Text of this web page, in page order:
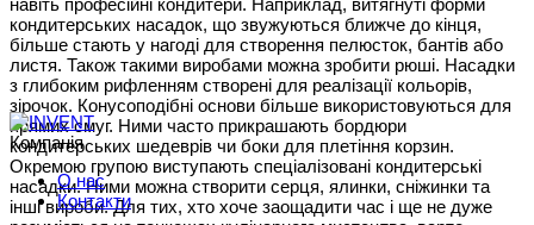
кондитерських насадок, що звужуються ближче до кінця,
більше стають у нагоді для створення пелюсток, бантів або
листя. Також такими виробами можна зробити рюші. Насадки
з глибоким рифленням створені для реалізації кольорів,
зірочок. Конусоподібні основи більше використовуються для
прямих смуг. Ними часто прикрашають бордюри
кондитерських шедеврів чи боки для плетіння корзин.
Окремою групою виступають спеціалізовані кондитерські
насадки. Ними можна створити серця, ялинки, сніжинки та
інші вироби. Для тих, хто хоче заощадити час і ще не дуже
Компанія
О нас
Контакти